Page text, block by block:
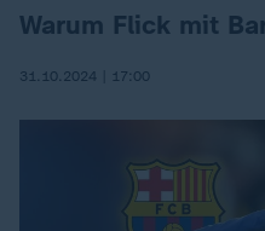
Warum Flick mit
31.10.2024 | 17:00